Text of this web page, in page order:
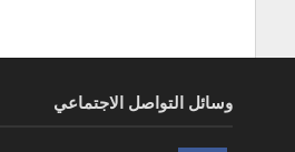
وسائل التواصل الاجتماعي